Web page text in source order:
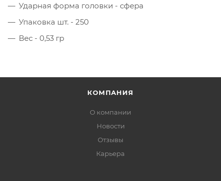
Ударная форма головки - сфера
Упаковка шт. - 250
Вес - 0,53 гр
КОМПАНИЯ
О компании
Новости
Отзывы
Карьера